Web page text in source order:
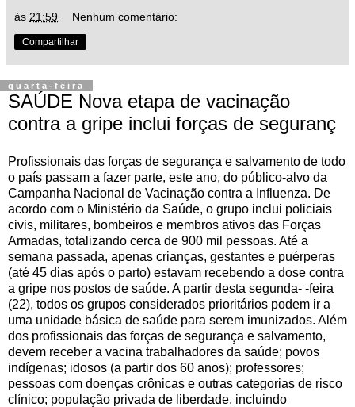
às 21:59 Nenhum comentário:
Compartilhar
quarta-feira
SAÚDE Nova etapa de vacinação
contra a gripe inclui forças de seguranç
Profissionais das forças de segurança e salvamento de todo
o país passam a fazer parte, este ano, do público-alvo da
Campanha Nacional de Vacinação contra a Influenza. De
acordo com o Ministério da Saúde, o grupo inclui policiais
civis, militares, bombeiros e membros ativos das Forças
Armadas, totalizando cerca de 900 mil pessoas. Até a
semana passada, apenas crianças, gestantes e puérperas
(até 45 dias após o parto) estavam recebendo a dose contra
a gripe nos postos de saúde. A partir desta segunda- -feira
(22), todos os grupos considerados prioritários podem ir a
uma unidade básica de saúde para serem imunizados. Além
dos profissionais das forças de segurança e salvamento,
devem receber a vacina trabalhadores da saúde; povos
indígenas; idosos (a partir dos 60 anos); professores;
pessoas com doenças crônicas e outras categorias de risco
clínico; população privada de liberdade, incluindo